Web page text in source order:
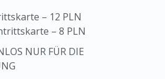
– 12 PLN
– 8 PLN
NUR FÜR DIE